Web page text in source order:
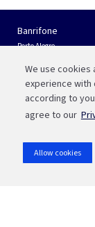
We use
experience with
according to
agree to our
Allow cookies
Banrifone
Porto Alegre
(51) 3210 01 22
Interior do RS e Outros
0800 541 88 55
Fale com
WhatsApp
whatsapp(51) 3215